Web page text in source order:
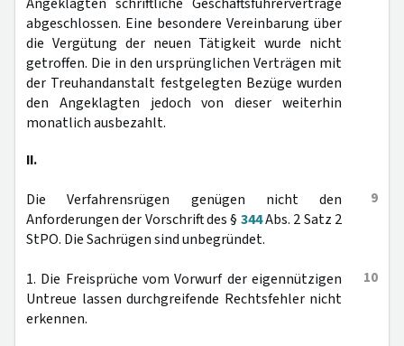
abgeschlossen. Eine besondere Vereinbarung über
die Vergütung der neuen Tätigkeit wurde nicht
getroffen. Die in den ursprünglichen Verträgen mit
der Treuhandanstalt festgelegten Bezüge wurden
den Angeklagten jedoch von dieser weiterhin
monatlich ausbezahlt.
II.
9
Die Verfahrensrügen genügen nicht den
Anforderungen der Vorschrift des § 344Abs. 2 Satz 2
StPO. Die Sachrügen sind unbegründet.
10
1. Die Freisprüche vom Vorwurf der eigennützigen
Untreue lassen durchgreifende Rechtsfehler nicht
erkennen.